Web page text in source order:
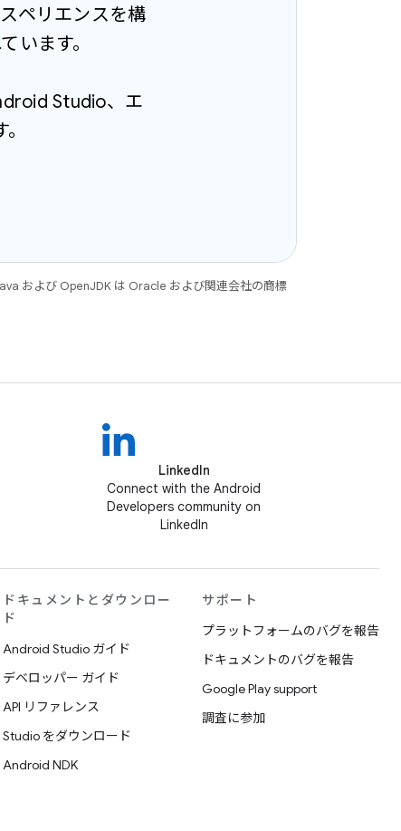
ペリエンスを構
います。
Studio、エ
および OpenJDK は Oracle および関連会社の商標
LinkedIn
Connect with the Android
Developers community on
LinkedIn
ドキュメントとダウンロー
ド
Android Studio ガイド
デベロッパー ガイド
API リファレンス
Studio をダウンロード
Android NDK
サポート
プラットフォームのバグを報告
ドキュメントのバグを報告
Google Play support
調査に参加